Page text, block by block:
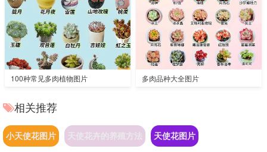
100种常见多肉植物图片 多肉品种大全图片
相关推荐
小天使花图片 天使花卉的养殖方法 天使花图片